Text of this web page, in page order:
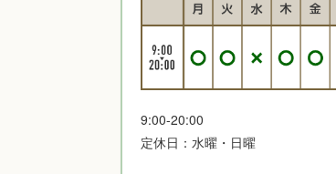
9:00-20:00
定休日：水曜・日曜